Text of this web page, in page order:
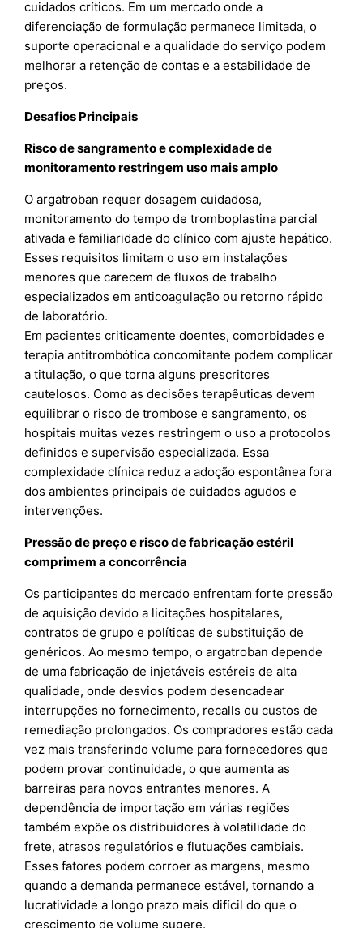
cuidados críticos. Em um mercado onde a
diferenciação de formulação permanece limitada, o
suporte operacional e a qualidade do serviço podem
melhorar a retenção de contas e a estabilidade de
preços.
Desafios Principais
Risco de sangramento e complexidade de
monitoramento restringem uso mais amplo
O argatroban requer dosagem cuidadosa,
monitoramento do tempo de tromboplastina parcial
ativada e familiaridade do clínico com ajuste hepático.
Esses requisitos limitam o uso em instalações
menores que carecem de fluxos de trabalho
especializados em anticoagulação ou retorno rápido
de laboratório.
Em pacientes criticamente doentes, comorbidades e
terapia antitrombótica concomitante podem complicar
a titulação, o que torna alguns prescritores
cautelosos. Como as decisões terapêuticas devem
equilibrar o risco de trombose e sangramento, os
hospitais muitas vezes restringem o uso a protocolos
definidos e supervisão especializada. Essa
complexidade clínica reduz a adoção espontânea fora
dos ambientes principais de cuidados agudos e
intervenções.
Pressão de preço e risco de fabricação estéril
comprimem a concorrência
Os participantes do mercado enfrentam forte pressão
de aquisição devido a licitações hospitalares,
contratos de grupo e políticas de substituição de
genéricos. Ao mesmo tempo, o argatroban depende
de uma fabricação de injetáveis estéreis de alta
qualidade, onde desvios podem desencadear
interrupções no fornecimento, recalls ou custos de
remediação prolongados. Os compradores estão cada
vez mais transferindo volume para fornecedores que
podem provar continuidade, o que aumenta as
barreiras para novos entrantes menores. A
dependência de importação em várias regiões
também expõe os distribuidores à volatilidade do
frete, atrasos regulatórios e flutuações cambiais.
Esses fatores podem corroer as margens, mesmo
quando a demanda permanece estável, tornando a
lucratividade a longo prazo mais difícil do que o
crescimento de volume sugere.